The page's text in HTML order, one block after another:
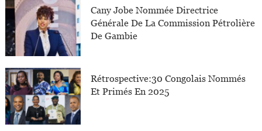
Cany Jobe Nommée Directrice
Générale De La Commission Pétrolière
De Gambie
Rétrospective:30 Congolais Nommés
Et Primés En 2025